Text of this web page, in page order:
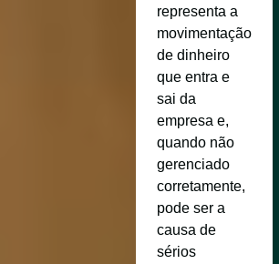
representa a
movimentação
de dinheiro
que entra e
sai da
empresa e,
quando não
gerenciado
corretamente,
pode ser a
causa de
sérios